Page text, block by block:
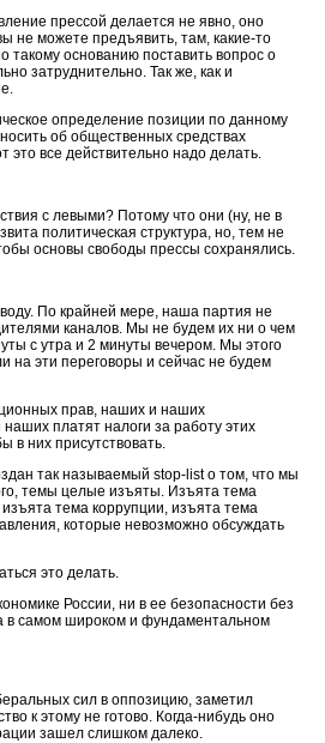
прессой делается не явно, оно
не можете предъявить, там, какие-то
такому основанию поставить вопрос о
затруднительно. Так же, как и
определение позиции по данному
об общественных средствах
все действительно надо делать.
с левыми? Потому что они (ну, не в
политическая структура, но, тем не
основы свободы прессы сохранялись.
По крайней мере, наша партия не
каналов. Мы не будем их ни о чем
с утра и 2 минуты вечером. Мы этого
на эти переговоры и сейчас не будем
прав, наших и наших
платят налоги за работу этих
в них присутствовать.
так называемый stop-list о том, что мы
темы целые изъяты. Изъята тема
тема коррупции, изъята тема
которые невозможно обсуждать
это делать.
России, ни в ее безопасности без
в самом широком и фундаментальном
сил в оппозицию, заметил
к этому не готово. Когда-нибудь оно
зашел слишком далеко.